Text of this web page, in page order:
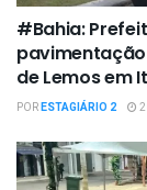
#Bahia:
de Lemos em
PORESTAGIÁRIO 2